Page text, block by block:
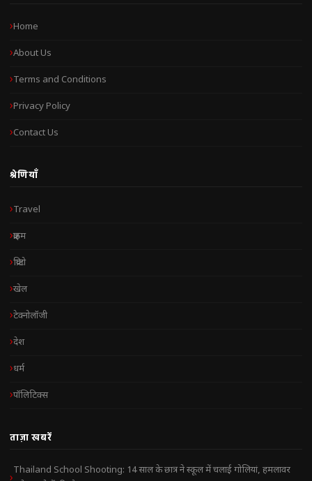
Home
About Us
Terms and Conditions
Privacy Policy
Contact Us
श्रेणियाँ
Travel
क्राइम
क्रिप्टो
खेल
टेक्नोलॉजी
देश
धर्म
पॉलिटिक्स
ताज़ा खबरें
Thailand School Shooting: 14 साल के छात्र ने स्कूल में चलाई गोलियां, हमलावर